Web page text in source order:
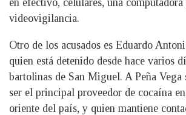
videovigilancia.
Otro de los acusados es Eduardo
quien está detenido desde hace varios
bartolinas de San Miguel. A Peña Vega
ser el principal proveedor de cocaína
oriente del país, y quien mantiene